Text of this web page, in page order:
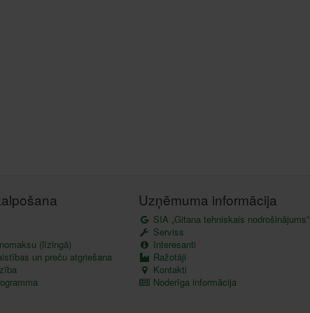
(līzingā)
un preču atgriešana
Uzņēmuma informācija
SIA „Gitana tehniskais nodrošinājums”
Serviss
Interesanti
Ražotāji
Kontakti
Noderīga informācija